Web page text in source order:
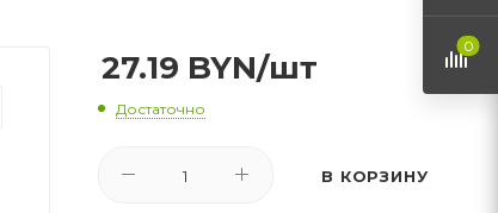
27.19 BYN/шт
Достаточно
В КОРЗИНУ
0